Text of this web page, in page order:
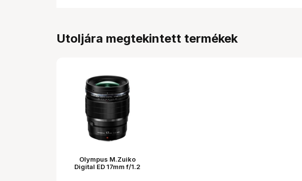
Utoljára megtekintett termékek
Olympus M.Zuiko
Digital ED 17mm f/1.2